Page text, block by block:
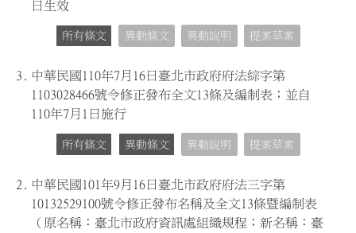
日生效
所有條文 異動條文 異動說明 提案草案
3. 中華民國110年7月16日臺北市政府府法綜字第
1103028466號令修正發布全文13條及編制表；並自
110年7月1日施行
所有條文 異動條文 異動說明 提案草案
2.
中華民國101年9月16日臺北市政府府法三字第
10132529100號令修正發布名稱及全文13條暨編制表
（原名稱：臺北市政府資訊處組織規程；新名稱：臺